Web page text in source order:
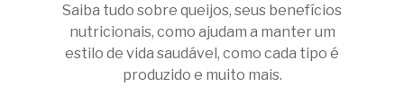
Saiba tudo sobre queijos, seus benefícios
nutricionais, como ajudam a manter um
estilo de vida saudável, como cada tipo é
produzido e muito mais.